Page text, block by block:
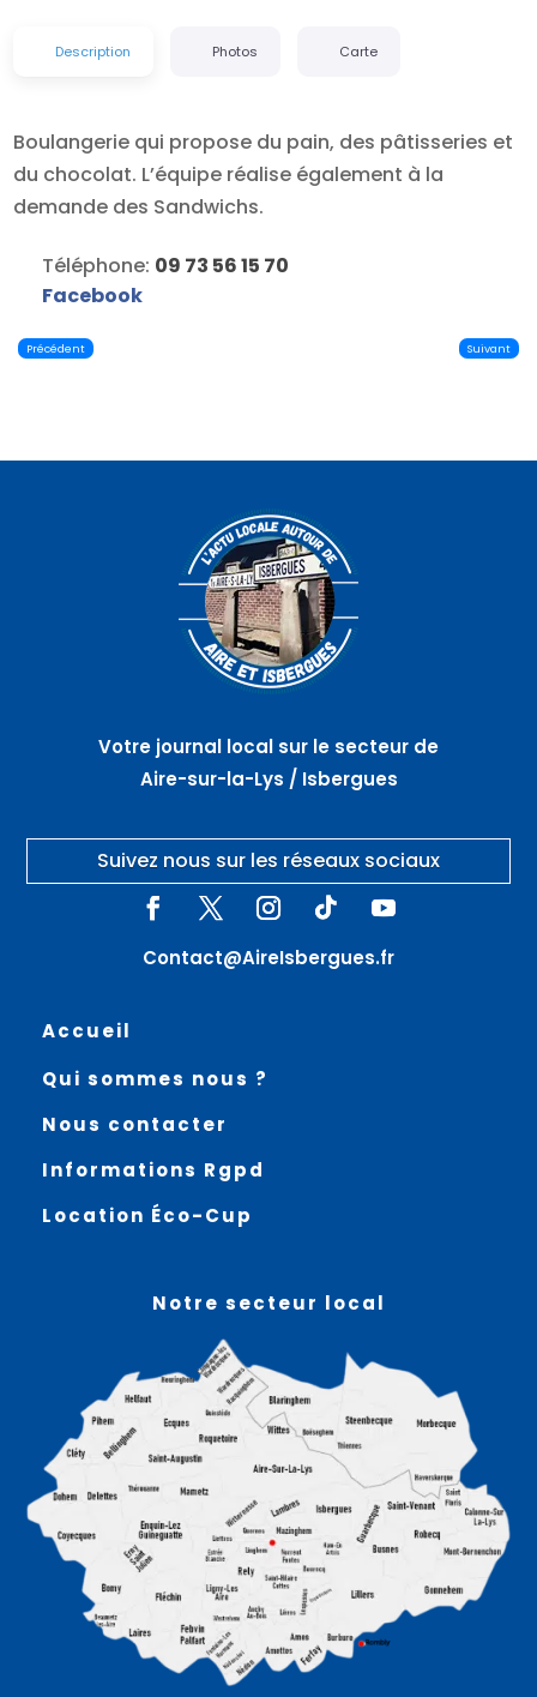
Description Photos Carte
Boulangerie qui propose du pain, des pâtisseries et
du chocolat. L’équipe réalise également à la
demande des Sandwichs.
Téléphone: 09 73 56 15 70
Facebook
Précédent Suivant
Votre journal local sur le secteur de
Aire-sur-la-Lys / Isbergues
Suivez nous sur les réseaux sociaux
Contact@AireIsbergues.fr
Accueil
Qui sommes nous ?
Nous contacter
Informations Rgpd
Location Éco-Cup
Notre secteur local